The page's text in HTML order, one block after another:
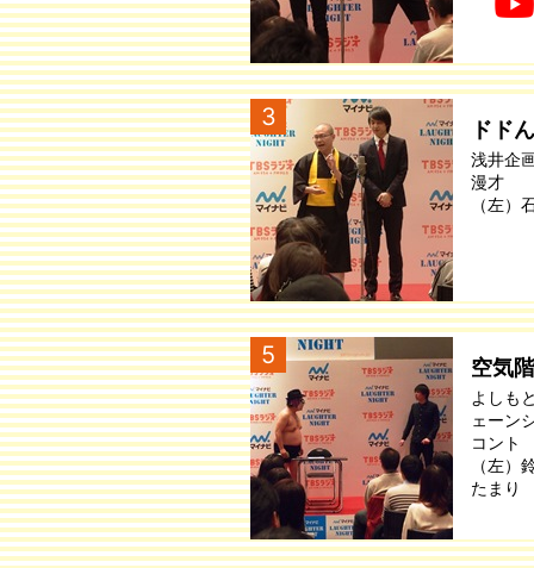
3 ドドん
浅井企
漫才
（左
5 空気
よしも
ェーン
コント
（左
たまり